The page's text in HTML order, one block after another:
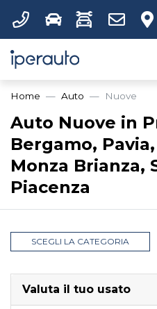
Auto Nuove in
Bergamo,
Monza Brianza,
Piacenza
Home Auto Nuove
SCEGLI LA CATEGORIA
Valuta il tuo usato